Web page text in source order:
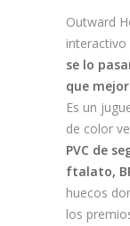
Outward
interactivo
se lo
que
Es un
de color
PVC de
ftalato,
huecos
los